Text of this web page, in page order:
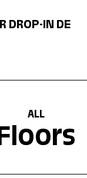
DROP-IN DE
ALL